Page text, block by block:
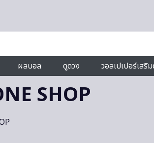
ผลบอล ดูดวง วอลเปเปอร์เสริ
SHOP